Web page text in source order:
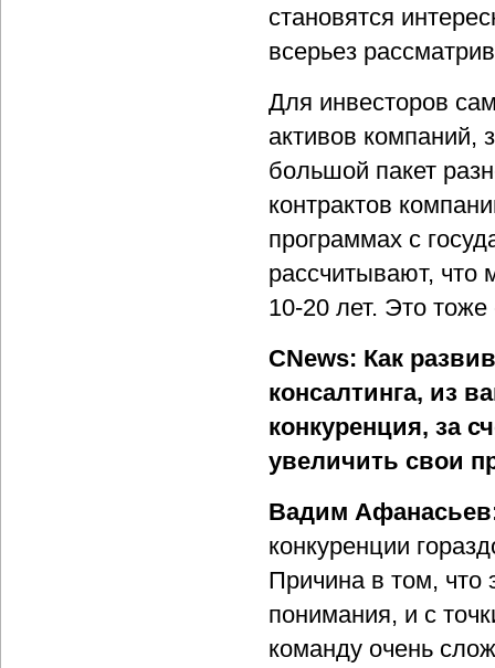
становятся
всерьез
Для инвесторов
активов компаний,
большой пакет
контрактов
программах с
рассчитывают, что
10-20 лет. Это
CNews: Как
консалтинга, из
конкуренция, за
увеличить свои
Вадим
конкуренции
Причина в том, что
понимания, и с
команду очень